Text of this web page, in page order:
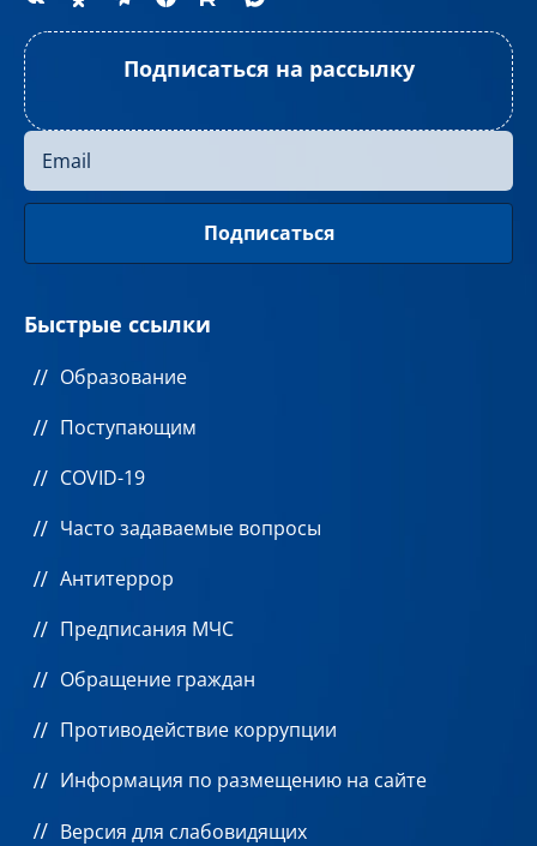
Подписаться на рассылку
Быстрые ссылки
Образование
Поступающим
COVID-19
Часто задаваемые вопросы
Антитеррор
Предписания МЧС
Обращение граждан
Противодействие коррупции
Информация по размещению на сайте
Версия для слабовидящих